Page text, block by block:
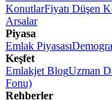
KonutlarFiyatı Düşen
Arsalar
Piyasa
Emlak Piyasası
Keşfet
Emlakjet BlogUzman
Fonu)
Rehberler